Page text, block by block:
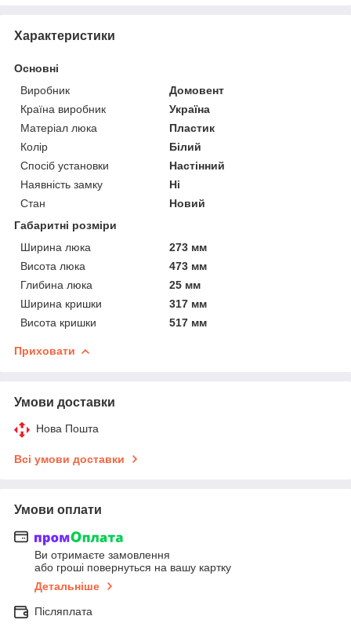
Характеристики
Основні
Виробник
Домовент
Країна виробник
Україна
Матеріал люка
Пластик
Колір
Білий
Спосіб установки
Настінний
Наявність замку
Ні
Стан
Новий
Габаритні розміри
Ширина люка
273 мм
Висота люка
473 мм
Глибина люка
25 мм
Ширина кришки
317 мм
Висота кришки
517 мм
Приховати
Умови доставки
Нова Пошта
Всі умови доставки
Умови оплати
Ви отримаєте замовлення
або гроші повернуться на вашу картку
Детальніше
Післяплата